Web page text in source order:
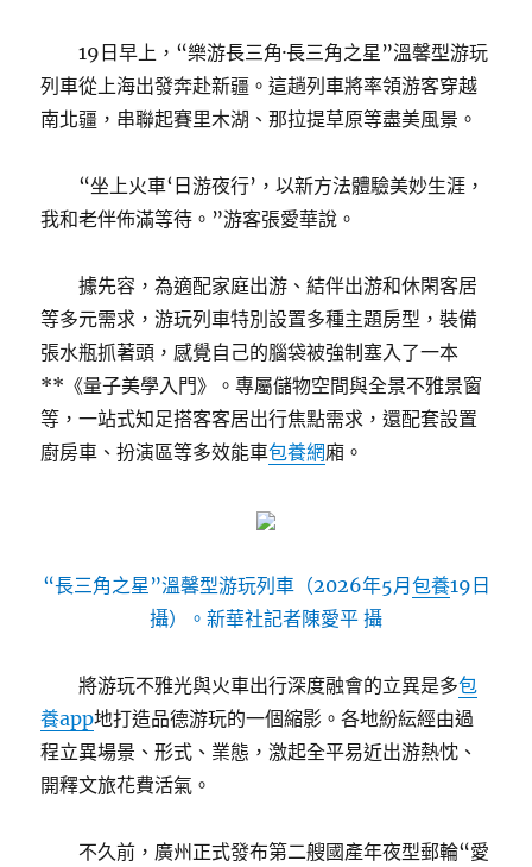
19日早上，“樂游長三角·長三角之星”溫馨型游玩
列車從上海出發奔赴新疆。這趟列車將率領游客穿越
南北疆，串聯起賽里木湖、那拉提草原等盡美風景。
“坐上火車‘日游夜行’，以新方法體驗美妙生涯，
我和老伴佈滿等待。”游客張愛華說。
據先容，為適配家庭出游、結伴出游和休閑客居
等多元需求，游玩列車特別設置多種主題房型，裝備
張水瓶抓著頭，感覺自己的腦袋被強制塞入了一本
**《量子美學入門》。專屬儲物空間與全景不雅景窗
等，一站式知足搭客客居出行焦點需求，還配套設置
廚房車、扮演區等多效能車包養網廂。
“長三角之星”溫馨型游玩列車（2026年5月 包養19日
攝）。新華社記者陳愛平 攝
將游玩不雅光與火車出行深度融會的立異是多包
養app地打造品德游玩的一個縮影。各地紛紜經由過
程立異場景、形式、業態，激起全平易近出游熱忱、
開釋文旅花費活氣。
不久前，廣州正式發布第二艘國產年夜型郵輪“愛